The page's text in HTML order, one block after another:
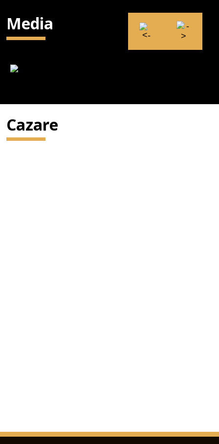
Media
Cazare